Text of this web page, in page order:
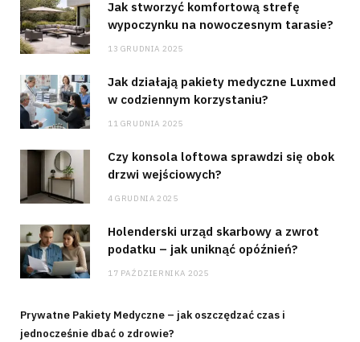
Jak stworzyć komfortową strefę
wypoczynku na nowoczesnym tarasie?
13 GRUDNIA 2025
Jak działają pakiety medyczne Luxmed
w codziennym korzystaniu?
11 GRUDNIA 2025
Czy konsola loftowa sprawdzi się obok
drzwi wejściowych?
4 GRUDNIA 2025
Holenderski urząd skarbowy a zwrot
podatku – jak uniknąć opóźnień?
17 PAŹDZIERNIKA 2025
Prywatne Pakiety Medyczne – jak oszczędzać czas i
jednocześnie dbać o zdrowie?